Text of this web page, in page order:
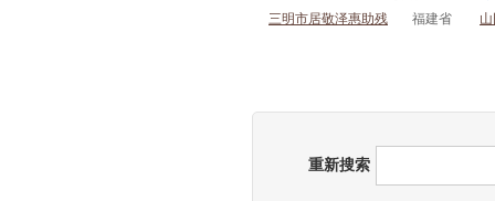
三明市居敬泽惠助残
福建省
重新搜索